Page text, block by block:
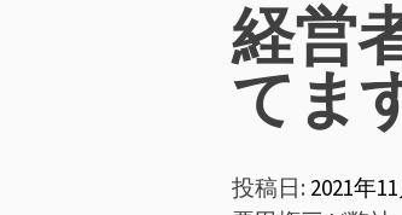
ン
メ
ニ
経営
てま
投稿日: 2021年